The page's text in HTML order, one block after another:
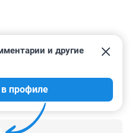
и другие
профиле